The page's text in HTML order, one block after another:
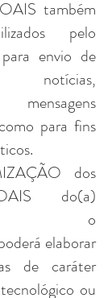
também
pelo
envio de
notícias,
para fins
dos
do(a)
o
elaborar
de caráter
ou